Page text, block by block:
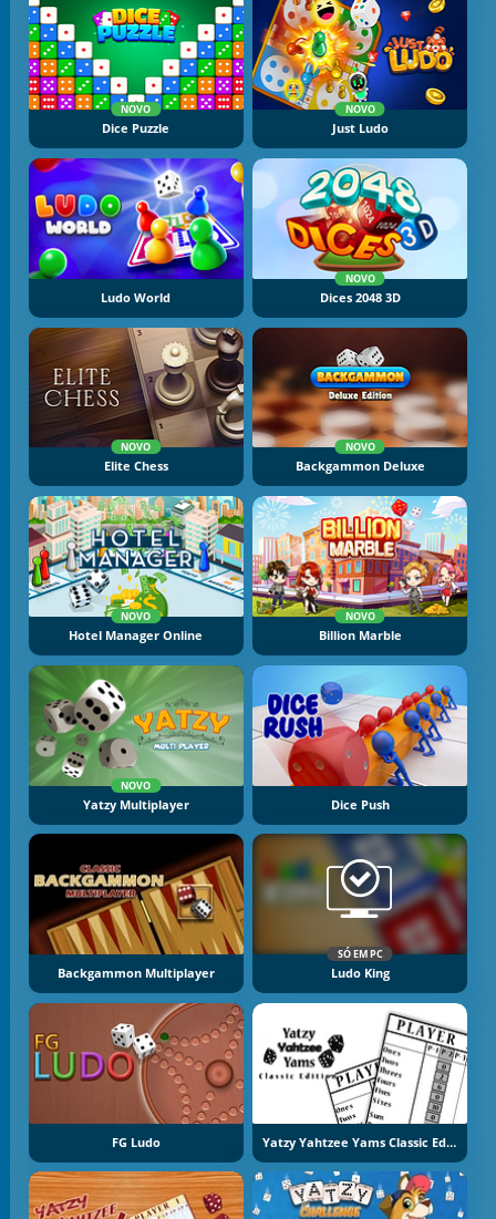
NOVO
Dice Puzzle
NOVO
Just Ludo
Ludo World
NOVO
Dices 2048 3D
NOVO
Elite Chess
NOVO
Backgammon Deluxe
NOVO
Hotel Manager Online
NOVO
Billion Marble
NOVO
Yatzy Multiplayer Dice Push
Backgammon Multiplayer
SÓ EM PC
Ludo King
FG Ludo Yatzy Yahtzee Yams Classic Edition